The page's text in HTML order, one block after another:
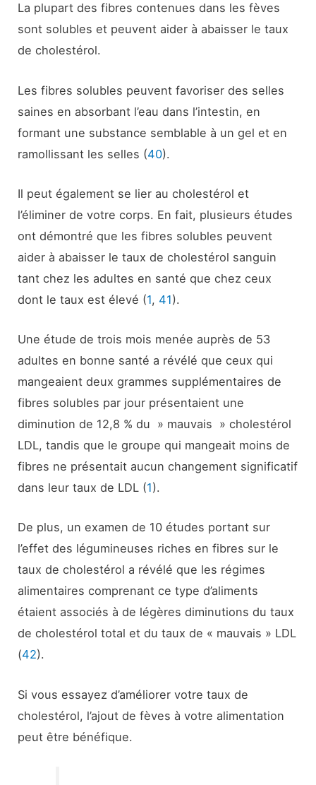
La plupart des fibres contenues dans les fèves
sont solubles et peuvent aider à abaisser le taux
de cholestérol.
Les fibres solubles peuvent favoriser des selles
saines en absorbant l’eau dans l’intestin, en
formant une substance semblable à un gel et en
ramollissant les selles (40).
Il peut également se lier au cholestérol et
l’éliminer de votre corps. En fait, plusieurs études
ont démontré que les fibres solubles peuvent
aider à abaisser le taux de cholestérol sanguin
tant chez les adultes en santé que chez ceux
dont le taux est élevé (1, 41).
Une étude de trois mois menée auprès de 53
adultes en bonne santé a révélé que ceux qui
mangeaient deux grammes supplémentaires de
fibres solubles par jour présentaient une
diminution de 12,8 % du » mauvais » cholestérol
LDL, tandis que le groupe qui mangeait moins de
fibres ne présentait aucun changement significatif
dans leur taux de LDL (1).
De plus, un examen de 10 études portant sur
l’effet des légumineuses riches en fibres sur le
taux de cholestérol a révélé que les régimes
alimentaires comprenant ce type d’aliments
étaient associés à de légères diminutions du taux
de cholestérol total et du taux de « mauvais » LDL
(42).
Si vous essayez d’améliorer votre taux de
cholestérol, l’ajout de fèves à votre alimentation
peut être bénéfique.